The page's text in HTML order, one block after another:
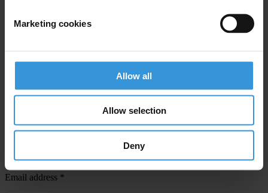
Marketing cookies
Allow all
Allow selection
Deny
sharaf115@gmail.com
Subscribe to our weekly newsletter
First name*
Email address *